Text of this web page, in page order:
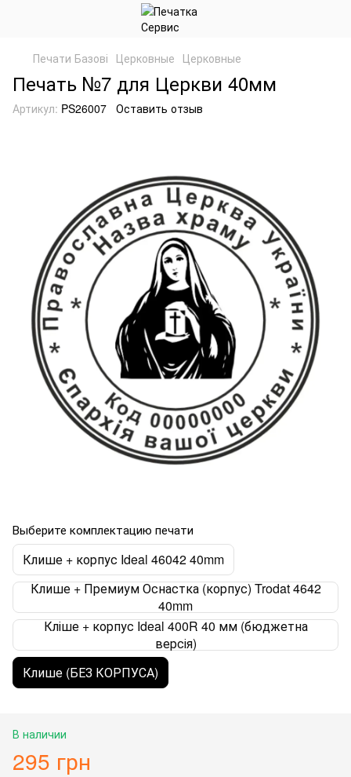
Печати Базові Церковные Церковные
Печать №7 для Церкви 40мм
Артикул: PS26007 Оставить отзыв
Выберите комплектацию печати
Клише + корпус Ideal 46042 40mm
Клише + Премиум Оснастка (корпус) Trodat 4642
40mm
Кліше + корпус Ideal 400R 40 мм (бюджетна
версія)
Клише (БЕЗ КОРПУСА)
В наличии
295 грн